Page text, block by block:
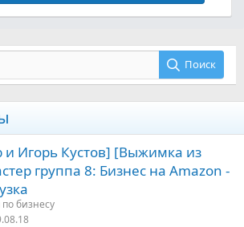
Поиск
и Игорь Кустов] [Выжимка из
группа 8: Бизнес на Amazon -
по бизнесу